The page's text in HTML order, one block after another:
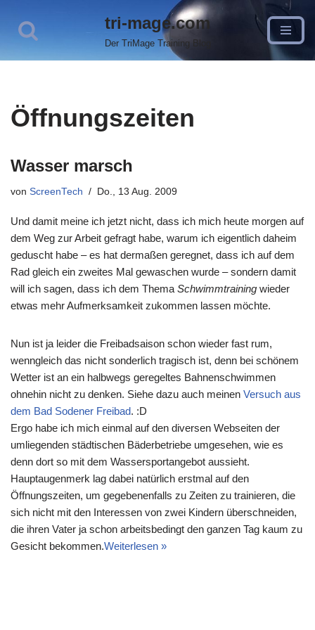
Zum
tri-mage.com
Der TriMage Training Blog
Öffnungszeiten
Wasser marsch
von ScreenTech Do., 13 Aug. 2009
Und damit meine ich jetzt nicht, dass ich mich heute morgen auf
dem Weg zur Arbeit gefragt habe, warum ich eigentlich daheim
geduscht habe – es hat dermaßen geregnet, dass ich auf dem
Rad gleich ein zweites Mal gewaschen wurde – sondern damit
will ich sagen, dass ich dem Thema Schwimmtraining wieder
etwas mehr Aufmerksamkeit zukommen lassen möchte.
Nun ist ja leider die Freibadsaison schon wieder fast rum,
wenngleich das nicht sonderlich tragisch ist, denn bei schönem
Wetter ist an ein halbwegs geregeltes Bahnenschwimmen
ohnehin nicht zu denken. Siehe dazu auch meinen Versuch aus
dem Bad Sodener Freibad. :D
Ergo habe ich mich einmal auf den diversen Webseiten der
umliegenden städtischen Bäderbetriebe umgesehen, wie es
denn dort so mit dem Wassersportangebot aussieht.
Hauptaugenmerk lag dabei natürlich erstmal auf den
Öffnungszeiten, um gegebenenfalls zu Zeiten zu trainieren, die
sich nicht mit den Interessen von zwei Kindern überschneiden,
die ihren Vater ja schon arbeitsbedingt den ganzen Tag kaum zu
Gesicht bekommen.Weiterlesen »